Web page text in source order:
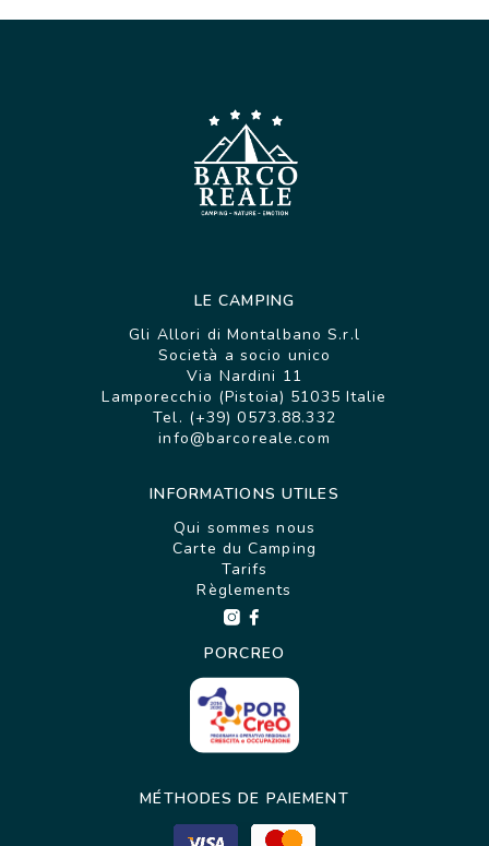
LE CAMPING
Gli Allori di Montalbano S.r.l
Società a socio unico
Via Nardini 11
Lamporecchio (Pistoia) 51035 Italie
Tel. (+39) 0573.88.332
info@barcoreale.com
INFORMATIONS UTILES
Qui sommes nous
Carte du Camping
Tarifs
Règlements
PORCREO
MÉTHODES DE PAIEMENT